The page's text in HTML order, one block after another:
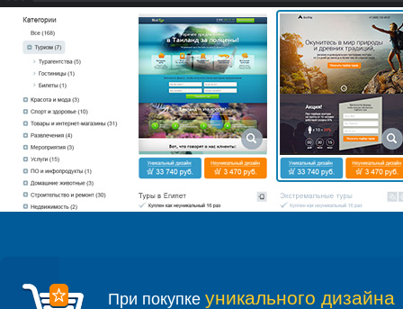
При покупке уникального дизайна